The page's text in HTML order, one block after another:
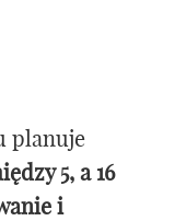
planuje
5, a 16
i